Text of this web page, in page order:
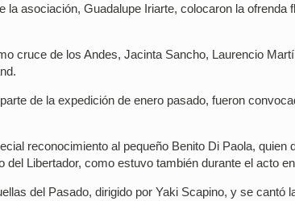
asociación, Guadalupe Iriarte, colocaron la ofrenda
cruce de los Andes, Jacinta Sancho, Laurencio
de la expedición de enero pasado, fueron
reconocimiento al pequeño Benito Di Paola, quien
Libertador, como estuvo también durante el acto
del Pasado, dirigido por Yaki Scapino, y se cantó